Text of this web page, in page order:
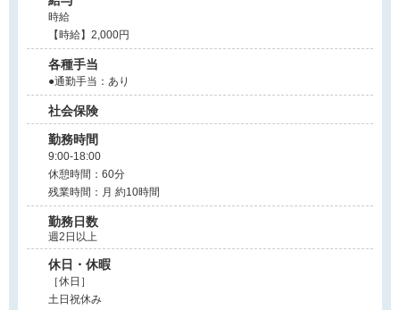
時給
【時給】2,000円
各種手当
●通勤手当：あり
社会保険
勤務時間
9:00-18:00
休憩時間：60分
残業時間：月 約10時間
勤務日数
週2日以上
休日・休暇
［休日］
土日祝休み